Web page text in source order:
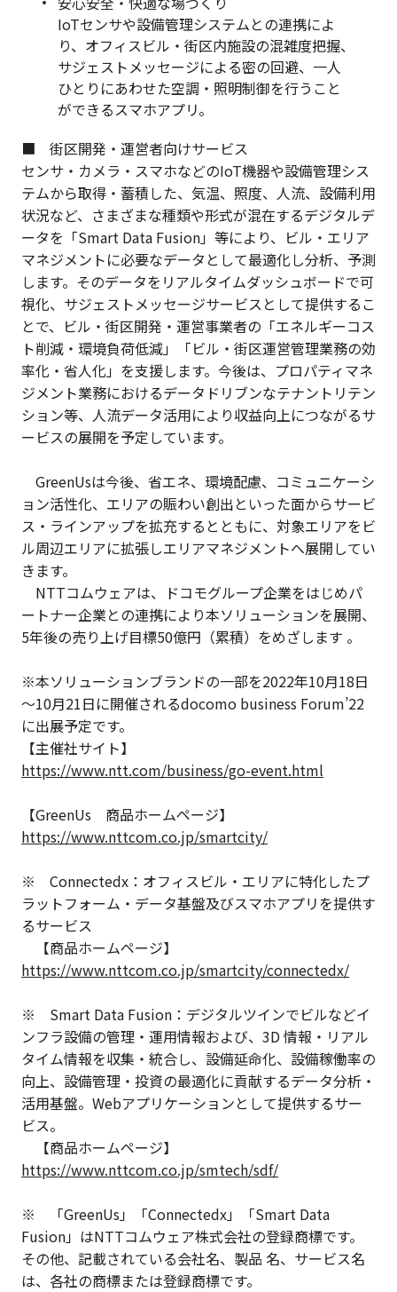
IoTセンサや設備管理システムとの連携によ
り、オフィスビル・街区内施設の混雑度把握、
サジェストメッセージによる密の回避、一人
ひとりにあわせた空調・照明制御を行うこと
ができるスマホアプリ。
■ 街区開発・運営者向けサービス
センサ・カメラ・スマホなどのIoT機器や設備管理シス
テムから取得・蓄積した、気温、照度、人流、設備利用
状況など、さまざまな種類や形式が混在するデジタルデ
ータを「Smart Data Fusion」等により、ビル・エリア
マネジメントに必要なデータとして最適化し分析、予測
します。そのデータをリアルタイムダッシュボードで可
視化、サジェストメッセージサービスとして提供するこ
とで、ビル・街区開発・運営事業者の「エネルギーコス
ト削減・環境負荷低減」「ビル・街区運営管理業務の効
率化・省人化」を支援します。今後は、プロパティマネ
ジメント業務におけるデータドリブンなテナントリテン
ション等、人流データ活用により収益向上につながるサ
ービスの展開を予定しています。
GreenUsは今後、省エネ、環境配慮、コミュニケーシ
ョン活性化、エリアの賑わい創出といった面からサービ
ス・ラインアップを拡充するとともに、対象エリアをビ
ル周辺エリアに拡張しエリアマネジメントへ展開してい
きます。
NTTコムウェアは、ドコモグループ企業をはじめパ
ートナー企業との連携により本ソリューションを展開、
5年後の売り上げ目標50億円（累積）をめざします 。
※本ソリューションブランドの一部を2022年10月18日
～10月21日に開催されるdocomo business Forum’22
に出展予定です。
【主催社サイト】
https://www.ntt.com/business/go-event.html
【GreenUs 商品ホームページ】
https://www.nttcom.co.jp/smartcity/
※ Connectedx：オフィスビル・エリアに特化したプ
ラットフォーム・データ基盤及びスマホアプリを提供す
るサービス
【商品ホームページ】
https://www.nttcom.co.jp/smartcity/connectedx/
※ Smart Data Fusion：デジタルツインでビルなどイ
ンフラ設備の管理・運用情報および、3D 情報・リアル
タイム情報を収集・統合し、設備延命化、設備稼働率の
向上、設備管理・投資の最適化に貢献するデータ分析・
活用基盤。Webアプリケーションとして提供するサー
ビス。
【商品ホームページ】
https://www.nttcom.co.jp/smtech/sdf/
※ 「GreenUs」「Connectedx」「Smart Data
Fusion」はNTTコムウェア株式会社の登録商標です。
その他、記載されている会社名、製品 名、サービス名
は、各社の商標または登録商標です。